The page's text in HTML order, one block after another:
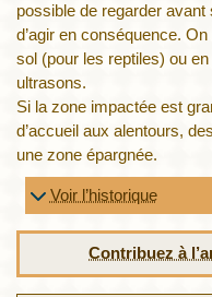
possible de regarder avant
d’agir en conséquence.
sol (pour les reptiles) ou
ultrasons.
Si la zone impactée est
d’accueil aux alentours,
une zone épargnée.
Voir l’historique
Contribuez à